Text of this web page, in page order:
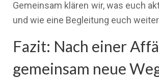
Gemeinsam klären wir, was euch
und wie eine Begleitung euch
Fazit: Nach einer
gemeinsam neue